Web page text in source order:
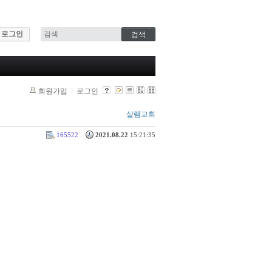
로그인
회원가입 로그인
살렘교회
2021.08.22 15:21:35
165522